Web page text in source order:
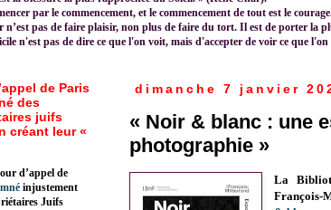
par le commencement, et le commencement de tout est le
n’est pas de faire plaisir, non plus de faire du tort. Il est de porter la
n'est pas de dire ce que l'on voit, mais d'accepter de voir ce que
dimanche 7 janvier
« Noir & blanc : une
photographie »
La
François-
de Paris
des
juifs
créant leur «
d’appel de
injustement
Juifs